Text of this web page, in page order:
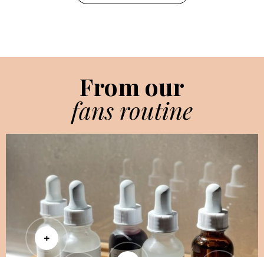
From our
fans routine